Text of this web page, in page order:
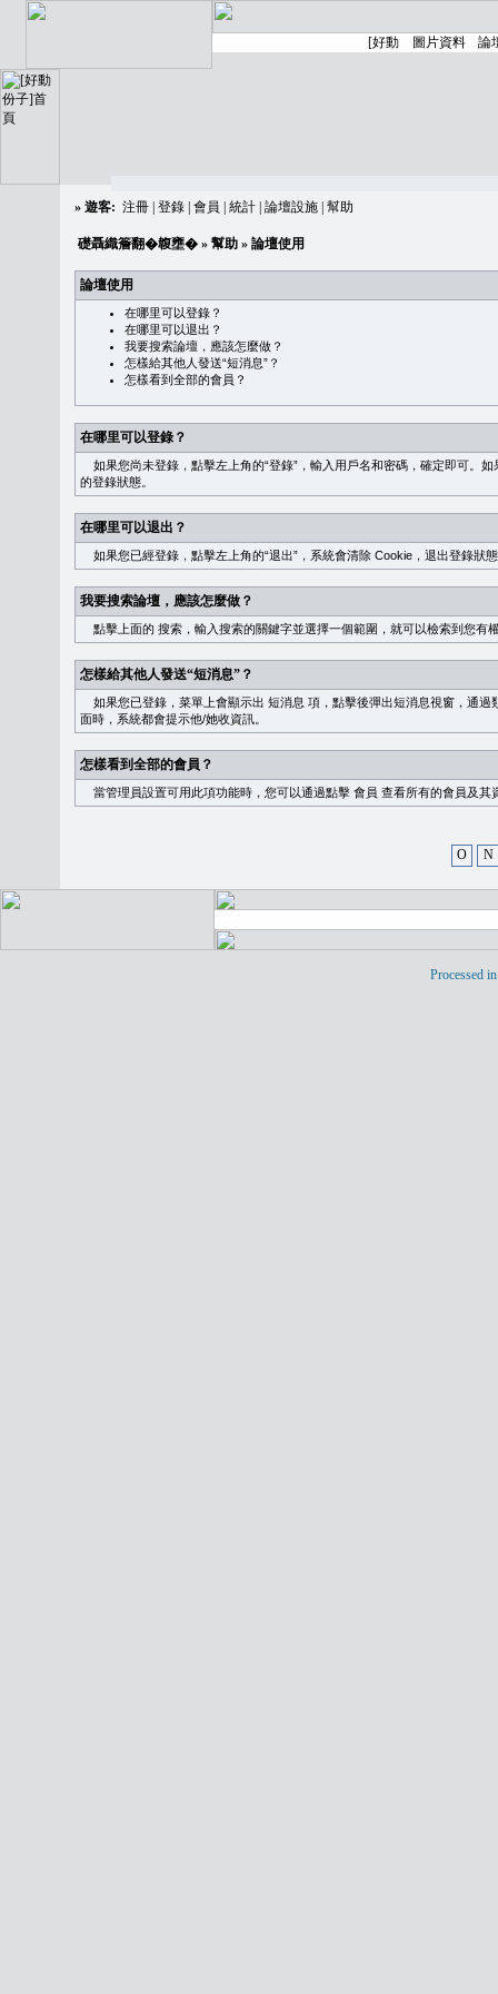
» 遊客: 注冊 登錄 會員 統計 論壇設施 幫助
礎聶織簷翻�䪖壅� » 幫助 » 論壇使用
論壇使用
在哪里可以登錄？
在哪里可以退出？
我要搜索論壇，應該怎麼做？
怎樣給其他人發送“短消息”？
怎樣看到全部的會員？
在哪里可以登錄？
如果您尚未登錄，點擊左上角的“登錄”，輸入用戶名和密碼，確定即可。
的登錄狀態。
在哪里可以退出？
如果您已經登錄，點擊左上角的“退出”，系統會清除 Cookie，退出登錄狀
我要搜索論壇，應該怎麼做？
點擊上面的 搜索 ，輸入搜索的關鍵字並選擇一個範圍，就可以檢索到您有
怎樣給其他人發送“短消息”？
如果您已登錄，菜單上會顯示出 短消息 項，點擊後彈出短消息視窗，通過
面時，系統都會提示他/她收資訊。
怎樣看到全部的會員？
當管理員設置可用此項功能時，您可以通過點擊 會員 查看所有的會員及其
O N
Processed